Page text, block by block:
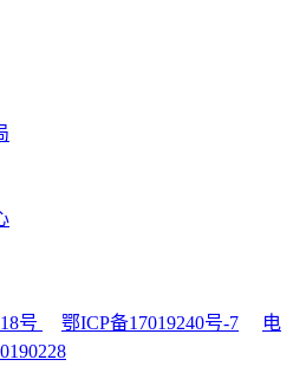
号 鄂ICP备17019240号-7
电